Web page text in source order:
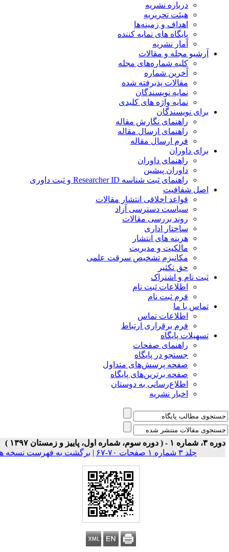
درباره نشریه
هیئت تحریریه
اهداف و زمینه‌ها
پایگاه های نمایه کننده
آمار نشریه
مجله و مقالات
کلیه شماره‌های مجله
آخرین شماره
مقالات پذیرفته شده
نمایه نویسندگان
نمایه واژه های کلیدی
نویسندگان
راهنمای نگارش مقاله
راهنمای ارسال مقاله
فرم ارسال مقاله
داوران
راهنمای داوران
داوران پیشین
راهنمای ثبت شناسه Researcher ID و ثبت داوری
شفافیت
قواعد اخلاقی انتشار مقالات
سیاست دسترسی آزاد
روند بررسی مقالات
ساختار اداری
هزینه های انتشار
مالکیت و مدیریت
ﻣﮑﺎﻧﯿﺰم ﺗﺸﺨﯿﺺ ﺳﺮﻗﺖ ﻋﻠﻤﯽ
حق تکثیر
نام و اشتراک
اطلاعات ثبت نام
فرم ثبت نام
با ما
اطلاعات تماس
فرم برقراری ارتباط
پایگاه
راهنمای صفحات
جستجو در پایگاه
صفحه پرسش‌های متداول
صفحه برترین‌های پایگاه
اطلاع‌رسانی به دوستان
اخبار نشریه
|برگشت به فهرست نسخه ها